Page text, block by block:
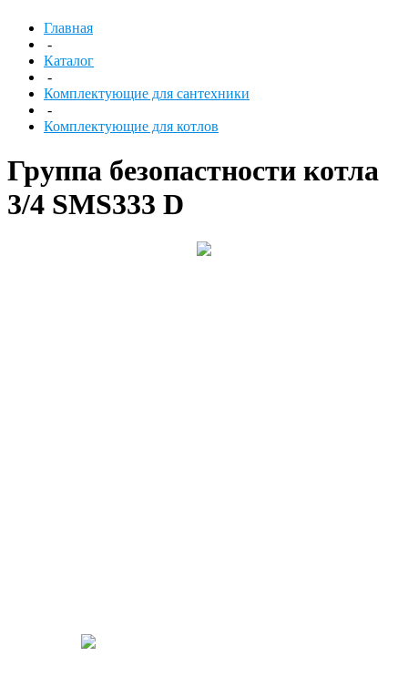
Главная
-
Каталог
-
Комплектующие для сантехники
-
Комплектующие для котлов
Группа безопастности котла
3/4 SMS333 D